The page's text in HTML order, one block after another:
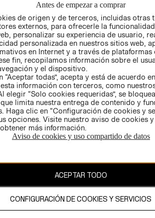
POLÍTICA
EMPRESARIAL
TÉRMINOS Y
CONDICIONES
AVISO DE
PRIVACIDAD
GIFT CARD
COOKIES
página web está protegido por copyright y es
Antes de empezar a comprar
de origen y de terceros, incluidas otras
externos, para ofrecerle la
personalizar su experiencia de usuario,
personalizada en nuestros sitios web,
en Internet y a través de plataformas
fin, recopilamos información sobre el
y el dispositivo.
“Aceptar todas”, acepta y está de acuerdo
información con terceros, como
elegir “Solo cookies requeridas”, se
limita nuestra entrega de contenido y
Haga clic en “Configuración de cookies y
opciones. Visite nuestro aviso de cookies
más información.
Aviso de cookies y uso compartido de datos
ACEPTAR TODO
CONFIGURACIÓN DE COOKIES Y SERVICIOS